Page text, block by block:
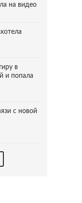
на видео
в
и попала
с новой